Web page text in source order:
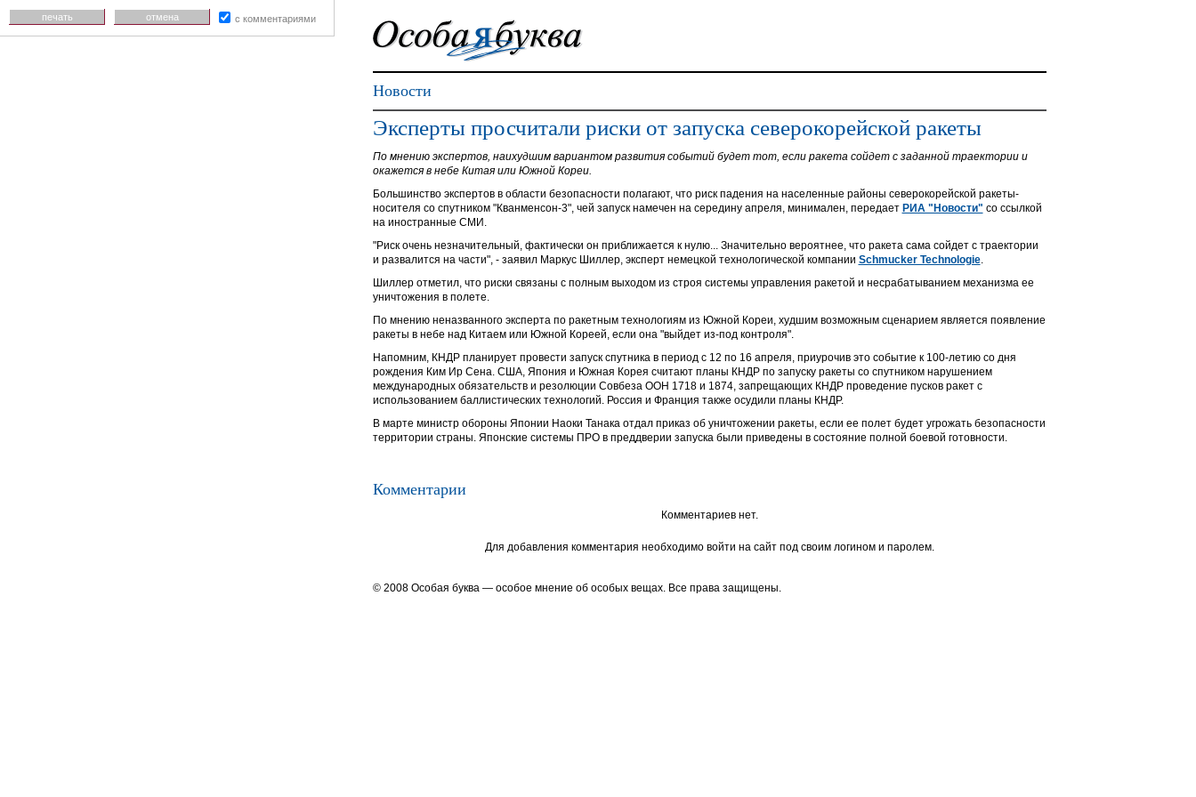
Новости
Эксперты просчитали риски от запуска северокорейской ракеты
По мнению экспертов, наихудшим вариантом развития событий будет тот, если ракета сойдет с заданной траектории и
окажется в небе Китая или Южной Кореи.
Большинство экспертов в области безопасности полагают, что риск падения на населенные районы северокорейской ракеты-
носителя со спутником "Кванменсон-3", чей запуск намечен на середину апреля, минимален, передает РИА "Новости" со ссылкой
на иностранные СМИ.
"Риск очень незначительный, фактически он приближается к нулю... Значительно вероятнее, что ракета сама сойдет с траектории
и развалится на части", - заявил Маркус Шиллер, эксперт немецкой технологической компании Schmucker Technologie.
Шиллер отметил, что риски связаны с полным выходом из строя системы управления ракетой и несрабатыванием механизма ее
уничтожения в полете.
По мнению неназванного эксперта по ракетным технологиям из Южной Кореи, худшим возможным сценарием является появление
ракеты в небе над Китаем или Южной Кореей, если она "выйдет из-под контроля".
Напомним, КНДР планирует провести запуск спутника в период с 12 по 16 апреля, приурочив это событие к 100-летию со дня
рождения Ким Ир Сена. США, Япония и Южная Корея считают планы КНДР по запуску ракеты со спутником нарушением
международных обязательств и резолюции Совбеза ООН 1718 и 1874, запрещающих КНДР проведение пусков ракет с
использованием баллистических технологий. Россия и Франция также осудили планы КНДР.
В марте министр обороны Японии Наоки Танака отдал приказ об уничтожении ракеты, если ее полет будет угрожать безопасности
территории страны. Японские системы ПРО в преддверии запуска были приведены в состояние полной боевой готовности.
Комментарии
Комментариев нет.
Для добавления комментария необходимо войти на сайт под своим логином и паролем.
© 2008 Особая буква — особое мнение об особых вещах. Все права защищены.
печать отмена с комментариями